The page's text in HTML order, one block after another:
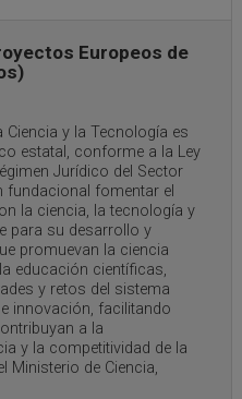
Europeos de
y la Tecnología es
estatal, conforme a la Ley
Jurídico del Sector
fundacional fomentar el
la ciencia, la tecnología y
para su desarrollo y
promuevan la ciencia
educación científicas,
y retos del sistema
innovación, facilitando
a la
y la competitividad de la
Ministerio de Ciencia,